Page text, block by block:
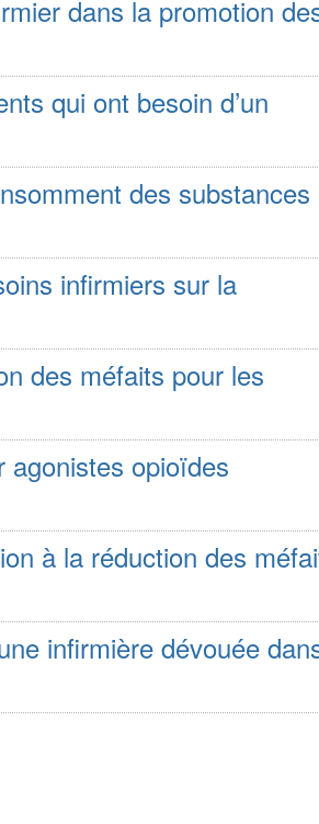
dans la promotion
qui ont besoin d’un
des substances
infirmiers sur la
des méfaits pour les
agonistes opioïdes
à la réduction des
infirmière dévouée